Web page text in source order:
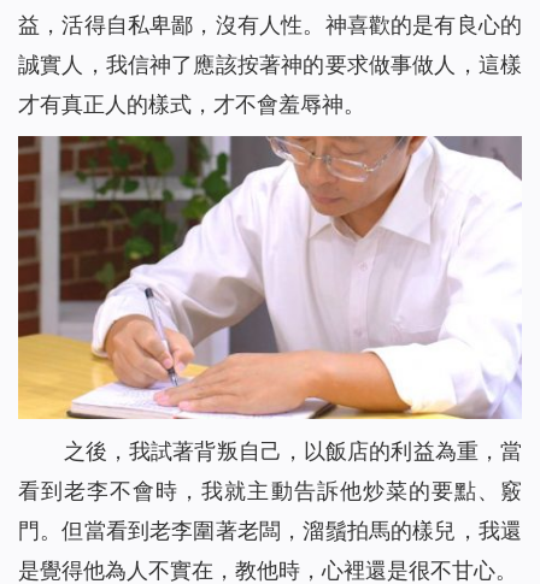
益，活得自私卑鄙，沒有人性。神喜歡的是有良心的
誠實人，我信神了應該按著神的要求做事做人，這樣
才有真正人的樣式，才不會羞辱神。
之後，我試著背叛自己，以飯店的利益為重，當
看到老李不會時，我就主動告訴他炒菜的要點、竅
門。但當看到老李圍著老闆，溜鬚拍馬的樣兒，我還
是覺得他為人不實在，教他時，心裡還是很不甘心。